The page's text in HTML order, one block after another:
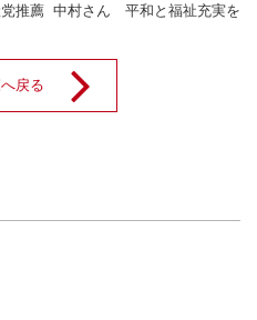
推薦 中村さん 平和と福祉充実を
戻る